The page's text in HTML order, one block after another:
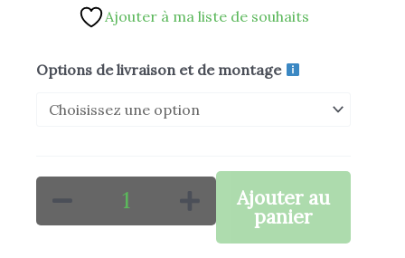
Ajouter à ma liste de souhaits
Options de livraison et de montage
quantité
TD125
14/12
KAYO
Ajouter au
panier